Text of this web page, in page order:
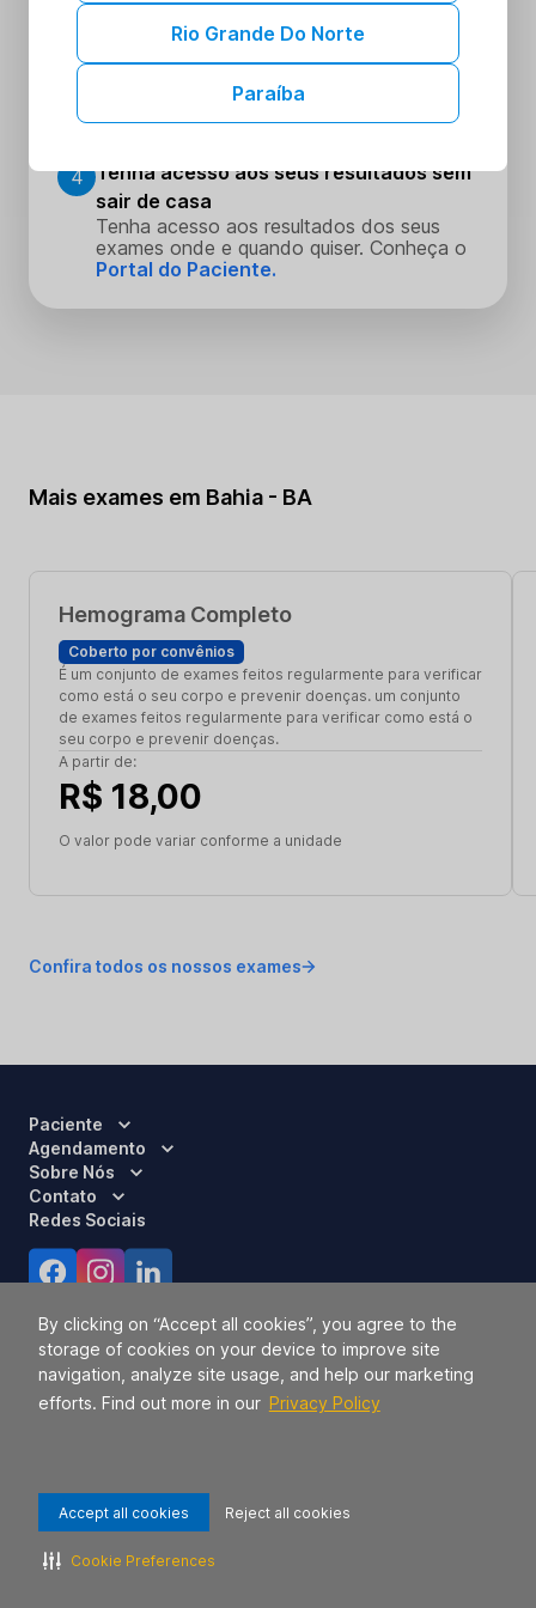
By clicking on “Accept all cookies”, you agree to the
storage of cookies on your device to improve site
navigation, analyze site usage, and help our marketing
efforts. Find out more in our Privacy Policy
Accept all cookies Reject all cookies
Cookie Preferences
Escolha o dia e hora que melhor se
encaixe na sua rotina
Faça seus procedimentos na unidade
escolhida
4 Tenha acesso aos seus resultados sem
sair de casa
Tenha acesso aos resultados dos seus
exames onde e quando quiser. Conheça o
Portal do Paciente.
Mais exames em Bahia - BA
Hemograma Completo
Coberto por convênios
É um conjunto de exames feitos regularmente para verificar
como está o seu corpo e prevenir doenças. um conjunto
de exames feitos regularmente para verificar como está o
seu corpo e prevenir doenças.
A partir de:
R$ 18,00
O valor pode variar conforme a unidade
Confira todos os nossos exames
Paciente
Agendamento
Sobre Nós
Contato
Redes Sociais
Responsável Técnico:Dra. Luci Mara Barbiero – CRM 120.433/SP
2026 TODOS OS DIREITOS RESERVADOS.
Rio Grande Do Norte
Paraíba